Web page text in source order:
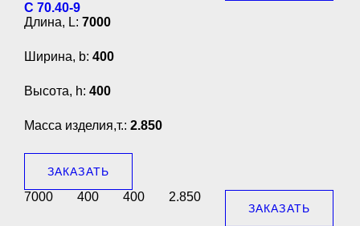
С 70.40-9
Длина, L: 7000
Ширина, b: 400
Высота, h: 400
Масса изделия,т.: 2.850
ЗАКАЗАТЬ
7000 400 400 2.850
ЗАКАЗАТЬ